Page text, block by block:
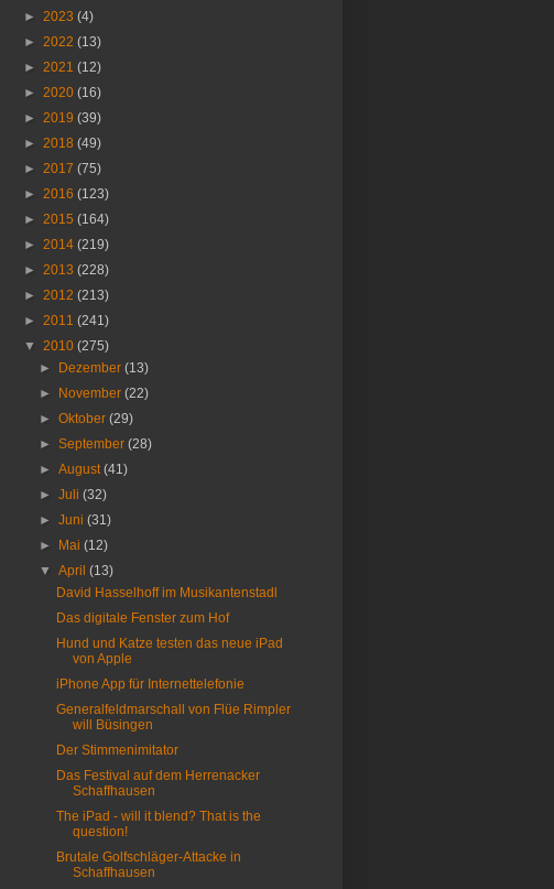
► 2023 (4)
► 2022 (13)
► 2021 (12)
► 2020 (16)
► 2019 (39)
► 2018 (49)
► 2017 (75)
► 2016 (123)
► 2015 (164)
► 2014 (219)
► 2013 (228)
► 2012 (213)
► 2011 (241)
▼ 2010 (275)
►
Dezember(13)
►
November(22)
►Oktober(29)
►September(28)
►August(41)
►Juli(32)
►Juni(31)
►
Mai(12)
▼April(13)
David Hasselhoff im Musikantenstadl
Das digitale Fenster zum Hof
Hund und Katze testen das neue iPad
von Apple
iPhone App für Internettelefonie
Generalfeldmarschall von Flüe Rimpler
will Büsingen
Der Stimmenimitator
Das Festival auf dem Herrenacker
Schaffhausen
The iPad - will it blend? That is the
question!
Brutale Golfschläger-Attacke in
Schaffhausen